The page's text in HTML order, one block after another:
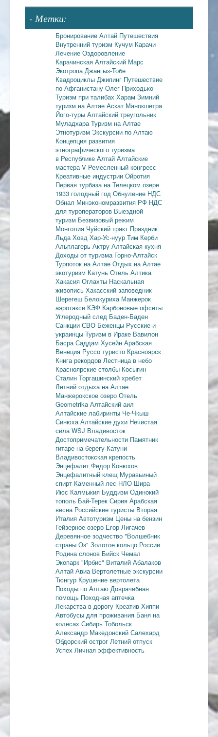
- Метки:
Бронирование Алтай Путешествия
Внутренний туризм Кучум Карачи
Лечение Оздоровление
Карачинская Алтайский Марс
Экотропа Джангыз-Тобе
Квадроциклы Джипинг Путешествие
по Афганистану Олег Приходько
Туризм при талибах Харам Зимний
туризм на Алтае Аскат Манокшетра
Його-туры Алтайский треугольник
Муладхара Туризм на Алтае
Этнотуризм Экскурсии по Алтаю
Концепция развития
этнографического туризма
в Республике Алтай Алтайские
мастера V Ремесленный конгресс
Креативные индустрии Ойротия
Первая турбаза на Телецком озере
1933 голодный год Обнуление НДС
Обнал Минэкономразвития РФ НДС
для туроператоров Выездной
туризм Безвизовый режим
Монголия Чуйский тракт Праздник
Льда Ховд Хар-Ус-нуур Тим Керби
Альплагерь Актру Алтайская кухня
Доходы от туризма Горно-Алтайск
Турпоток на Алтае Отдых на Алтае
экотуризм Катунь Отель Алтика
Хакасия Оглахты Наскальная
живопись Хакасский заповедник
Шерегеш Белокуриха Манжерок
аэротакси КЭФ Карбоновые офсеты
Углеродный след Баден-Баден
Санкции СВО Беженцы Русские и
украинцы Туризм в Ираке Вавилон
Басра Саддам Хусейн Арабская
Венеция Руссо туристо Красноярск
Книга рекордов Лестница в небо
Красноярские столбы Косыгин
Сталин Торгашинский хребет
Летний отдыха на Алтае
Манжерокское озеро Отель
Geometrika Алтайский аил
Алтайские лабиринты Че-Чкыш
Синюха Алтайские духи Нечистая
сила WSJ Владивосток
Достопримечательности Памятник
гитаре на берегу Катуни
Владивостокская крепость
Энцефалит Федор Конюхов
Энцефалитный клещ Муравьиный
спирт Каменный лес НЛО Шира
Июс Калмыкия Буддизм Одинокий
тополь Бай-Терек Сирия Арабская
весна Российские туристы Вторая
Италия Автотуризм Цены на бензин
Гейзерное озеро Егор Лигачев
Деревянное зодчество "Волшебник
страны Оз" Золотое кольцо России
Родина слонов Бийск Чемал
Экопарк "Ирбис" Виталий Абалаков
Алтай Авиа Вертолетные экскурсии
Тюнгур Крушение вертолета
Походы по Алтаю Доврачебная
помощь Походная аптечка
Лекарства в дорогу Креатив Хиппи
Автобусы для проживания Баня на
колесах Сибирь Тобольск
Александр Македонский Салехард
Обдорский острог Летний отпуск
Успех Личная эффективность